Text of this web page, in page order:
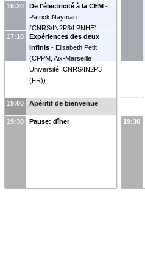
16:20 De l'électricité à la CEM -
Patrick Nayman
(CNRS/IN2P3/LPNHE)
17:10
Expériences des deux
infinis - Elisabeth Petit
(CPPM, Aix-Marseille
Université, CNRS/IN2P3
(FR))
19:00 Apéritif de bienvenue
19:30 Pause: dîner 19:30